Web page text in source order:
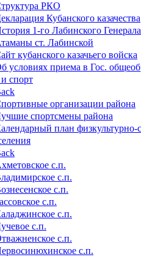
РКО
Кубанского казачества
1-го Лабинского
ст. Лабинской
кубанского казачьего войска
условиях приема в Гос.
спорт
организации района
спортсмены района
план
с.п.
с.п.
с.п.
с.п.
с.п.
с.п.
с.п.
с.п.